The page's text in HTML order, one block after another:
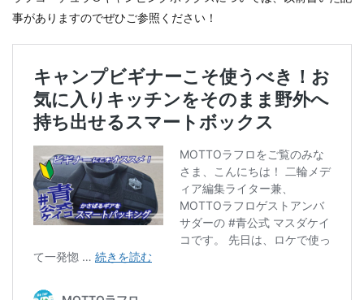
事がありますのでぜひご参照ください！